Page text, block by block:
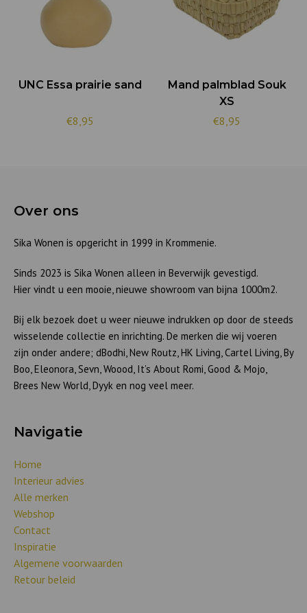
UNC Essa prairie sand
€8,95
Mand palmblad Souk
XS
€8,95
Over ons
Sika Wonen is opgericht in 1999 in Krommenie.
Sinds 2023 is Sika Wonen alleen in Beverwijk gevestigd.
Hier vindt u een mooie, nieuwe showroom van bijna 1000m2.
Bij elk bezoek doet u weer nieuwe indrukken op door de steeds
wisselende collectie en inrichting. De merken die wij voeren
zijn onder andere; dBodhi, New Routz, HK Living, Cartel Living, By
Boo, Eleonora, Sevn, Woood, It’s About Romi, Good & Mojo,
Brees New World, Dyyk en nog veel meer.
Navigatie
Home
Interieur advies
Alle merken
Webshop
Contact
Inspiratie
Algemene voorwaarden
Retour beleid